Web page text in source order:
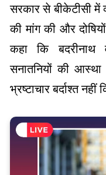
सरकार से बीकेटीसी में
की मांग की और
कहा कि बदरीनाथ
सनातनियों की
भ्रष्टाचार बर्दाश्त नहीं